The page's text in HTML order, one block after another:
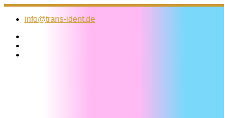
Zum
Inhalt
info@trans-ident.de